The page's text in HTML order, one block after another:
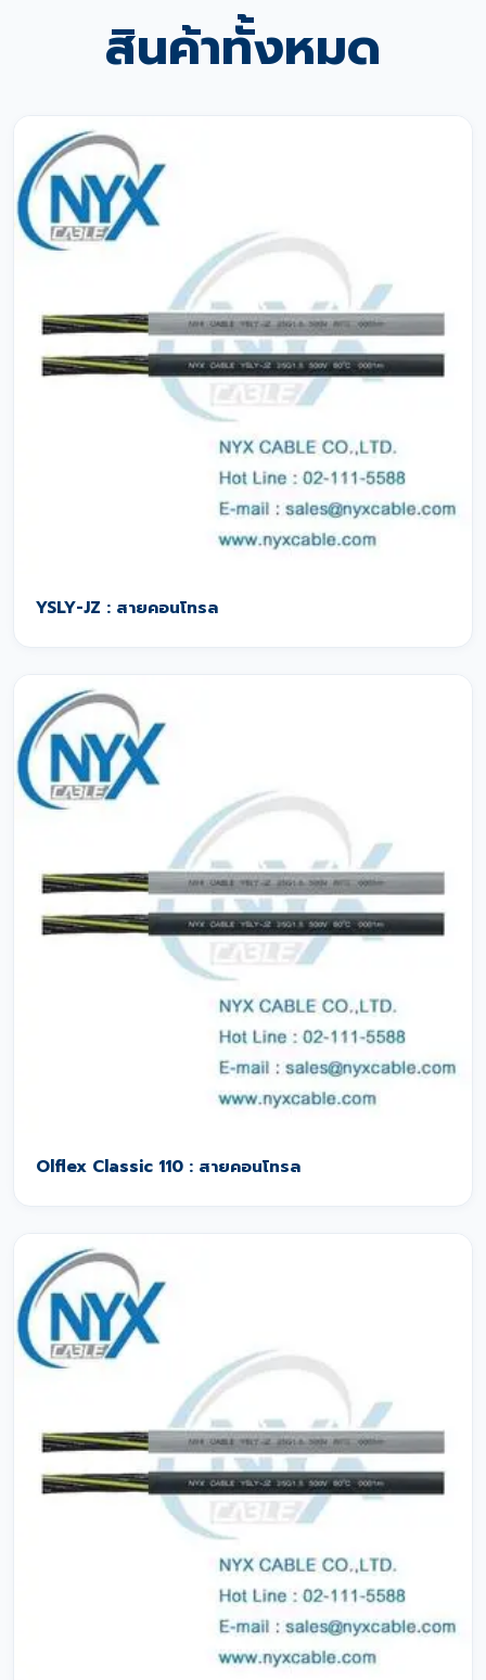
สินค้าทั้งหมด
YSLY-JZ : สายคอนโทรล
Olflex Classic 110 : สายคอนโทรล